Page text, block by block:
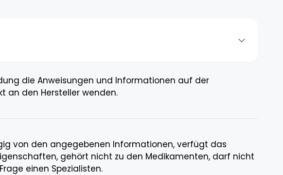
die Anweisungen und Informationen auf der
an den Hersteller wenden.
von den angegebenen Informationen, verfügt das
gehört nicht zu den Medikamenten, darf nicht
einen Spezialisten.